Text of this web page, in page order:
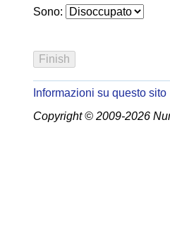
Sono:
Informazioni su questo sito
Copyright © 2009-2026